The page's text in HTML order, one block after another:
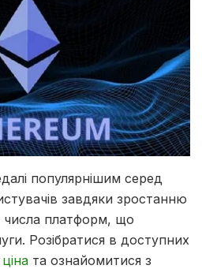
популярнішим серед
завдяки зростанню
числа платформ, що
Розібратися в доступних
та ознайомитися з